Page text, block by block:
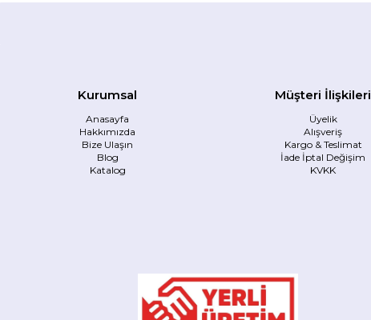
Kurumsal
Anasayfa
Hakkımızda
Bize Ulaşın
Blog
Katalog
Müşteri İlişkileri
Üyelik
Alışveriş
Kargo & Teslimat
İade İptal Değişim
KVKK